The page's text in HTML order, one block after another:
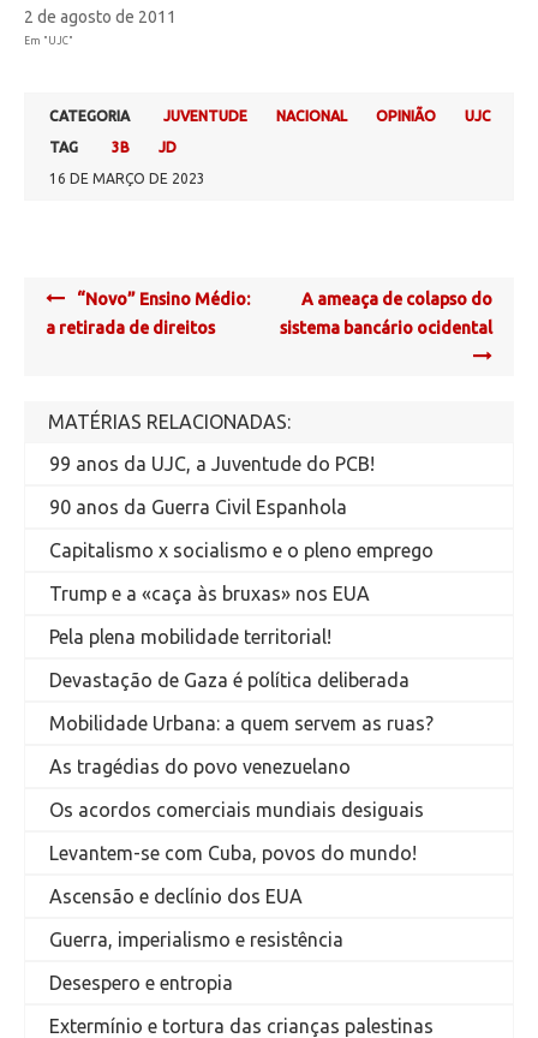
2 de agosto de 2011
Em "UJC"
CATEGORIA JUVENTUDE NACIONAL OPINIÃO
UJC
TAG
3B
JD
16 DE MARÇO DE 2023
Post
navigation
“Novo” Ensino Médio:
a retirada de direitos
A ameaça de colapso do
sistema bancário ocidental
MATÉRIAS RELACIONADAS:
99 anos da UJC, a Juventude do PCB!
90 anos da Guerra Civil Espanhola
Capitalismo x socialismo e o pleno emprego
Trump e a «caça às bruxas» nos EUA
Pela plena mobilidade territorial!
Devastação de Gaza é política deliberada
Mobilidade Urbana: a quem servem as ruas?
As tragédias do povo venezuelano
Os acordos comerciais mundiais desiguais
Levantem-se com Cuba, povos do mundo!
Ascensão e declínio dos EUA
Guerra, imperialismo e resistência
Desespero e entropia
Extermínio e tortura das crianças palestinas